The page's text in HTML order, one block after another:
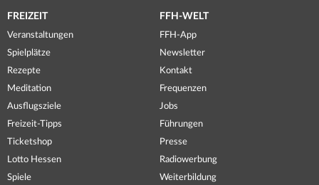
FREIZEIT
Veranstaltungen
Spielplätze
Rezepte
Meditation
Ausflugsziele
Freizeit-Tipps
Ticketshop
Lotto Hessen
Spiele
FFH-WELT
FFH-App
Newsletter
Kontakt
Frequenzen
Jobs
Führungen
Presse
Radiowerbung
Weiterbildung